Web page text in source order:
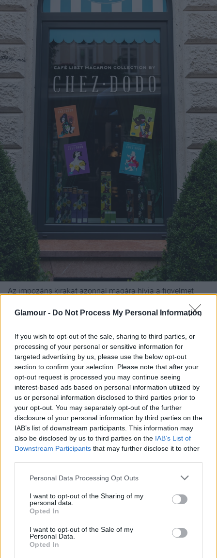
Glamour - Do Not Process My Personal Information
If you wish to opt-out of the sale, sharing to third parties, or
processing of your personal or sensitive information for
targeted advertising by us, please use the below opt-out
section to confirm your selection. Please note that after your
opt-out request is processed you may continue seeing
interest-based ads based on personal information utilized by
us or personal information disclosed to third parties prior to
your opt-out. You may separately opt-out of the further
disclosure of your personal information by third parties on the
IAB’s list of downstream participants. This information may
also be disclosed by us to third parties on the IAB’s List of
Downstream Participants that may further disclose it to other
Please note that this website/app uses one or more Google
not limited to your visit or usage behaviour. You may click to
grant or deny consent to Google and its third-party tags to
use your data for below specified purposes in below Google
consent section.
Personal Data Processing Opt Outs
I want to opt-out of the Sharing of my
personal data.
Opted In
I want to opt-out of the Sale of my
Personal Data.
Opted In
Az impozáns kirakat azonnal magára hívja a figyelmet
B.B. King intenzív, a nyáresti meleget idéző macaron
lett: a fehér csokoládés ganache és a testes-füstös,
Hennessy V.S.O.P konyak párosát tökéletesen
egészíti ki a macaron szívét adó konyakba áztatott
aranymazsola. Ami legalább annyira magával
ragadó és ellenállhatatlan, mint a blues királyának
zenéje.
Épp olyan intenzív és különleges karakterű az Amy
Winehouse-ról elnevezett macaron, mint, amilyen a
hősnők üdesége és merészsége egyszerre
jellemezte őt, ezt a kettősséget foglalja magában ez
Ázsiában őshonos citrusfélét, a yuzut
mandulapasztával és pikáns morrello meggyel